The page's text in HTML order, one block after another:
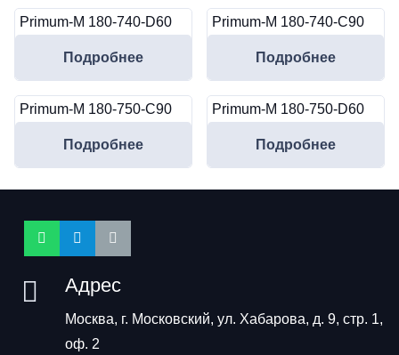
Primum-M 180-740-D60
Подробнее
Primum-M 180-740-C90
Подробнее
Primum-M 180-750-C90
Подробнее
Primum-M 180-750-D60
Подробнее
Адрес
Москва, г. Московский, ул. Хабарова, д. 9, стр. 1,
оф. 2